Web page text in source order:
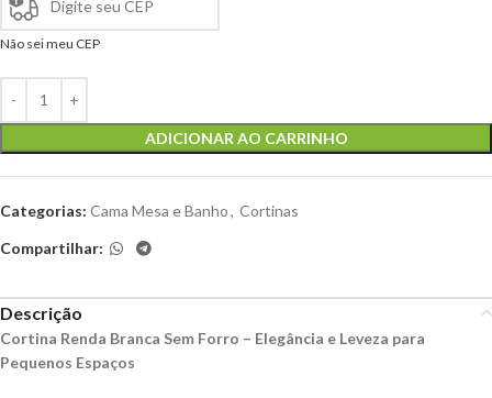
Não sei meu CEP
ADICIONAR AO CARRINHO
Categorias: Cama Mesa e Banho, Cortinas
Compartilhar:
Descrição
Cortina Renda Branca Sem Forro – Elegância e Leveza para
Pequenos Espaços